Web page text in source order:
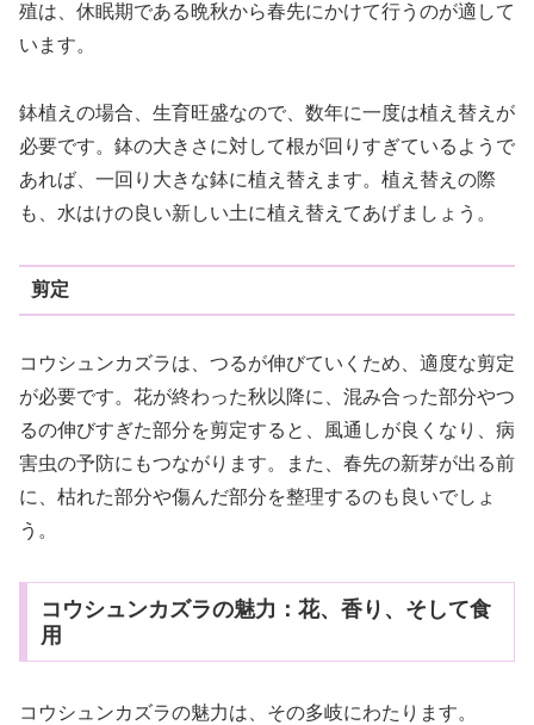
殖は、休眠期である晩秋から春先にかけて行うのが適して
います。
鉢植えの場合、生育旺盛なので、数年に一度は植え替えが
必要です。鉢の大きさに対して根が回りすぎているようで
あれば、一回り大きな鉢に植え替えます。植え替えの際
も、水はけの良い新しい土に植え替えてあげましょう。
剪定
コウシュンカズラは、つるが伸びていくため、適度な剪定
が必要です。花が終わった秋以降に、混み合った部分やつ
るの伸びすぎた部分を剪定すると、風通しが良くなり、病
害虫の予防にもつながります。また、春先の新芽が出る前
に、枯れた部分や傷んだ部分を整理するのも良いでしょ
う。
コウシュンカズラの魅力：花、香り、そして食
用
コウシュンカズラの魅力は、その多岐にわたります。